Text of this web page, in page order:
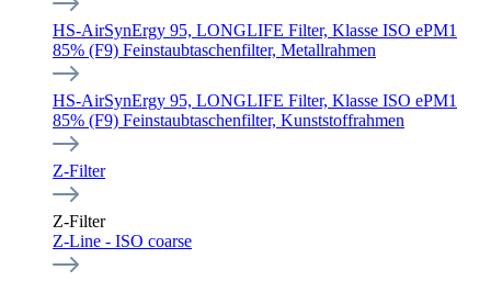
HS-AirSynErgy 95, LONGLIFE Filter, Klasse ISO ePM1
85% (F9) Feinstaubtaschenfilter, Metallrahmen
HS-AirSynErgy 95, LONGLIFE Filter, Klasse ISO ePM1
85% (F9) Feinstaubtaschenfilter, Kunststoffrahmen
Z-Filter
Z-Filter
Z-Line - ISO coarse